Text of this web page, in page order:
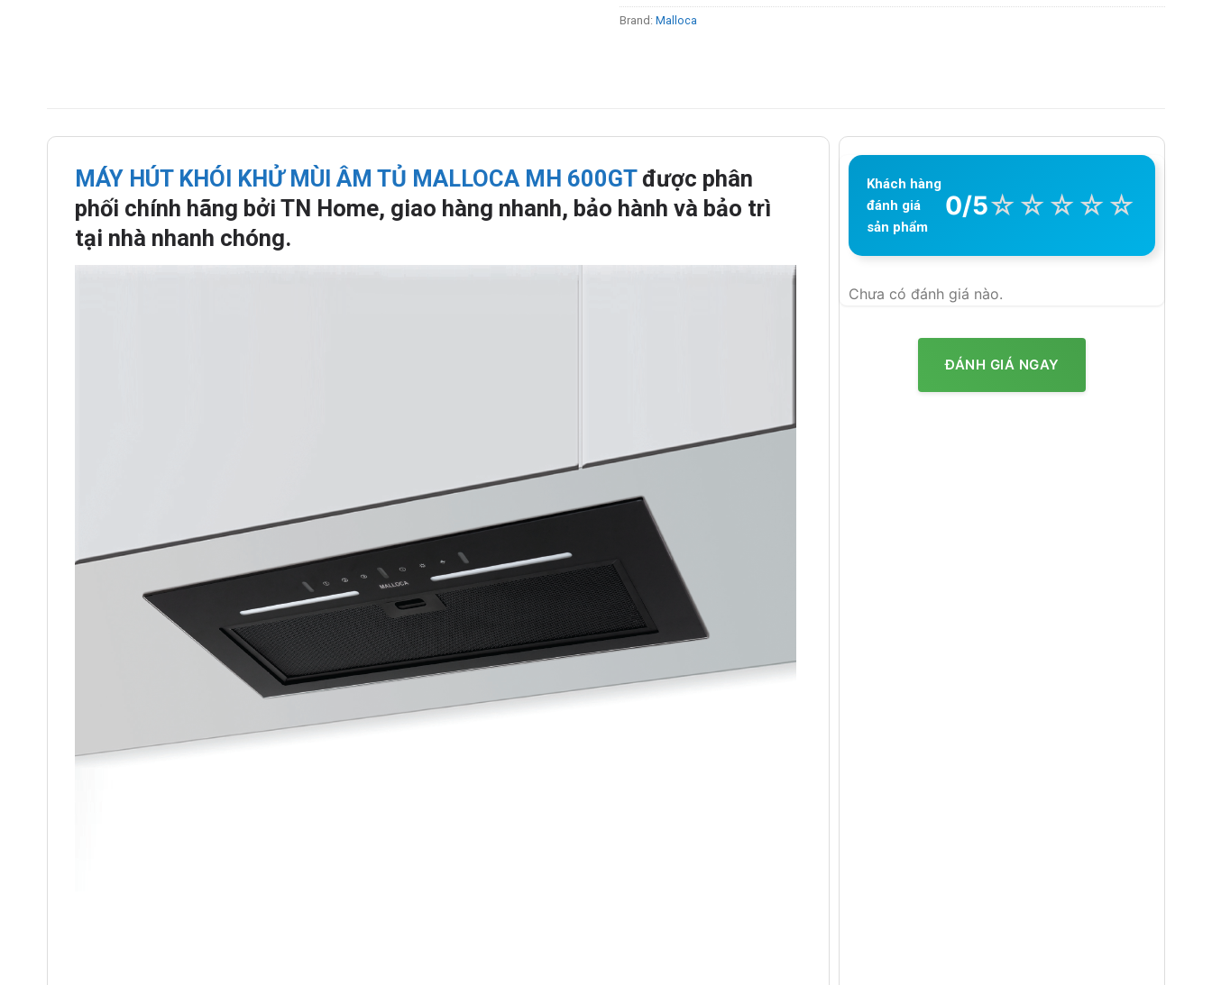
Brand: Malloca
MÁY HÚT KHÓI KHỬ MÙI ÂM TỦ MALLOCA MH 600GTđược phân
phối chính hãng bởi TN Home, giao hàng nhanh, bảo hành và bảo trì
tại nhà nhanh chóng.
Khách hàng
đánh giá
sản phẩm
0/5☆ ☆ ☆ ☆ ☆
Chưa có đánh giá nào.
ĐÁNH GIÁ NGAY